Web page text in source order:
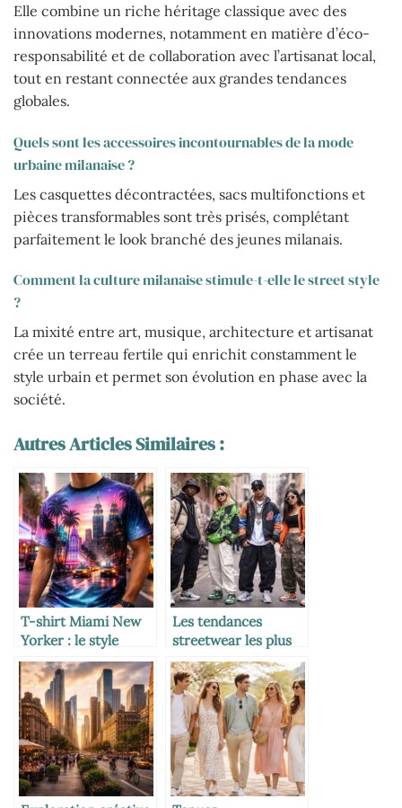
Elle combine un riche héritage classique avec des
innovations modernes, notamment en matière d’éco-
responsabilité et de collaboration avec l’artisanat local,
tout en restant connectée aux grandes tendances
globales.
Quels sont les accessoires incontournables de la mode
urbaine milanaise ?
Les casquettes décontractées, sacs multifonctions et
pièces transformables sont très prisés, complétant
parfaitement le look branché des jeunes milanais.
Comment la culture milanaise stimule-t-elle le street style
?
La mixité entre art, musique, architecture et artisanat
crée un terreau fertile qui enrichit constamment le
style urbain et permet son évolution en phase avec la
société.
Autres Articles Similaires :
T-shirt Miami New
Yorker : le style
urbain entre deux
icônes américaines
Les tendances
streetwear les plus
stylées et
incontournables de
Londres